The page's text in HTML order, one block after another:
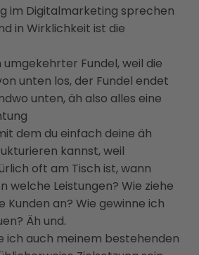
im Digitalmarketing sprechen
in Wirklichkeit ist die
umgekehrter Fundel, weil die
unten los, der Fundel endet
unten, äh also alles eine
dem du einfach deine äh
kannst, weil
oft am Tisch ist, wann
welche Leistungen? Wie ziehe
Kunden an? Wie gewinne ich
Äh und.
ich auch meinem bestehenden